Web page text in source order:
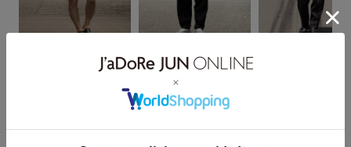
田中 陸
168cm SIZE:2